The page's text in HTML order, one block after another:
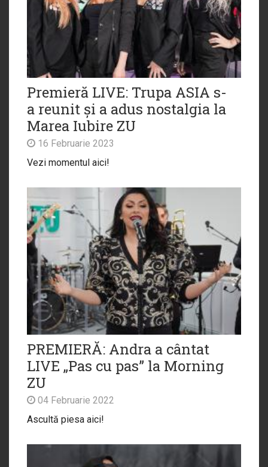
Premieră LIVE: Trupa ASIA s-
a reunit și a adus nostalgia la
Marea Iubire ZU
16 Februarie 2023
Vezi momentul aici!
PREMIERĂ: Andra a cântat
LIVE „Pas cu pas” la Morning
ZU
04 Februarie 2022
Ascultă piesa aici!